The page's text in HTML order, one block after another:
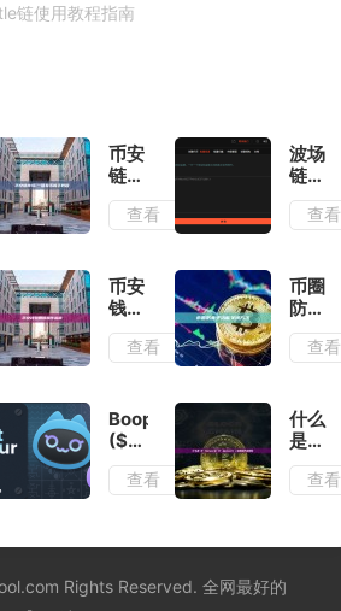
链使用教程指南
币安
链
BSC
一键
教程
查看
波场
链批
量转
查看
币安
钱包
删除
操作
查看
币圈
防夹
子功
能关
查看
Boop.fun
($BOOP)
是什
么？
投、
经济
查看
什么
是
B²
二层
查看
Rights Reserved. 全网最好的